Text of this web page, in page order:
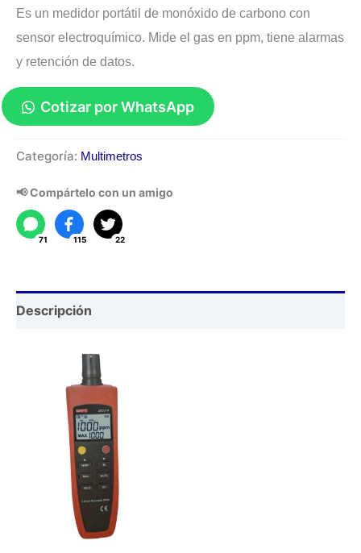
Es un medidor portátil de monóxido de carbono con
sensor electroquímico. Mide el gas en ppm, tiene alarmas
y retención de datos.
Cotizar por WhatsApp
de
CO
UT337A
cantidad
Categoría: Multimetros
📢 Compártelo con un amigo
71 115 22
Descripción